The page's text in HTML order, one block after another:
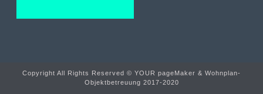
Copyright All Rights Reserved © YOUR pageMaker & Wohnplan-
Objektbetreuung 2017-2020